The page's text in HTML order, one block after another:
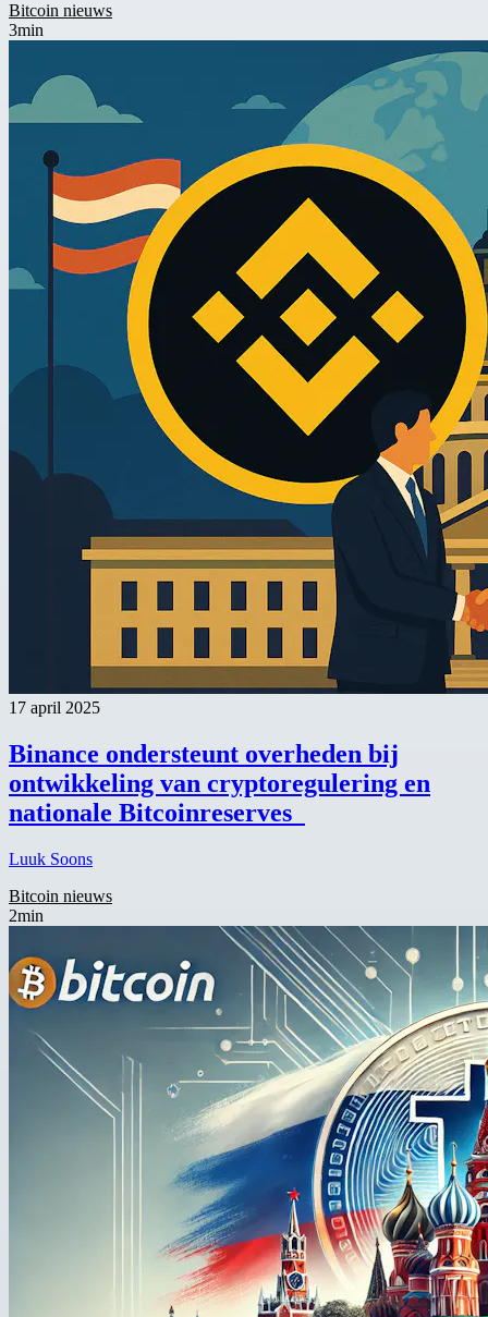
Bitcoin nieuws
3min
17 april 2025
Binance ondersteunt overheden bij
ontwikkeling van cryptoregulering en
nationale Bitcoinreserves
Luuk Soons
Bitcoin nieuws
2min